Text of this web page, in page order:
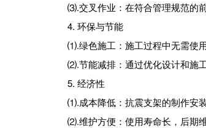
⑶‌.交叉作业‌：在符合管理规范的
4. 环保与节能
⑴‌.绿色施工‌：施工过程中无需使
⑵‌.节能减排‌：通过优化设计和施
5. 经济性
‌⑴.成本降低‌：抗震支架的制作安
‌⑵.维护方便‌：使用寿命长，后期